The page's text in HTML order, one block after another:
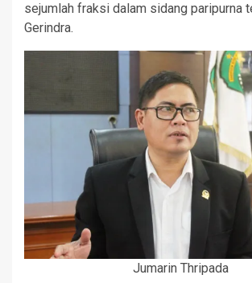
sejumlah fraksi dalam sidang paripurna
Gerindra.
Jumarin Thripada